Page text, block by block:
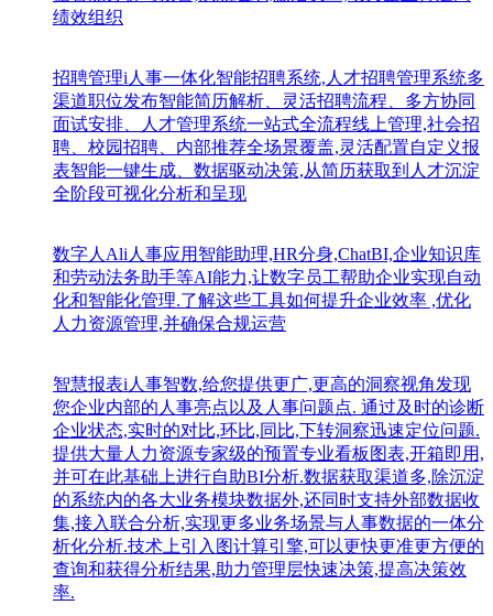
绩效组织
招聘管理i人事一体化智能招聘系统,人才招聘管理系统多
渠道职位发布智能简历解析、灵活招聘流程、多方协同
面试安排、人才管理系统一站式全流程线上管理,社会招
聘、校园招聘、内部推荐全场景覆盖,灵活配置自定义报
表智能一键生成、数据驱动决策,从简历获取到人才沉淀
全阶段可视化分析和呈现
数字人Ali人事应用智能助理,HR分身,ChatBI,企业知识库
和劳动法务助手等AI能力,让数字员工帮助企业实现自动
化和智能化管理.了解这些工具如何提升企业效率 ,优化
人力资源管理,并确保合规运营
智慧报表i人事智数,给您提供更广,更高的洞察视角发现
您企业内部的人事亮点以及人事问题点. 通过及时的诊断
企业状态,实时的对比,环比,同比,下转洞察迅速定位问题.
提供大量人力资源专家级的预置专业看板图表,开箱即用,
并可在此基础上进行自助BI分析.数据获取渠道多,除沉淀
的系统内的各大业务模块数据外,还同时支持外部数据收
集,接入联合分析,实现更多业务场景与人事数据的一体分
析化分析.技术上引入图计算引擎,可以更快更准更方便的
查询和获得分析结果,助力管理层快速决策,提高决策效
率.